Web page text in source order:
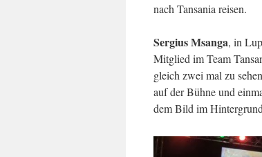
nach Tansania reisen.
Sergius Msanga, in
Mitglied im Team
gleich zwei mal zu
auf der Bühne und
dem Bild im